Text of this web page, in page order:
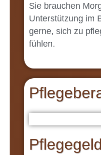
Sie brauchen
Unterstützung im
gerne, sich zu
fühlen.